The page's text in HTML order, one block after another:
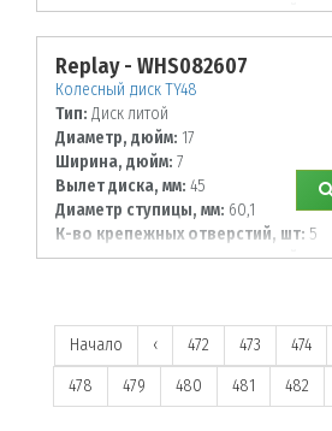
Диаметр располож. отверстий, мм:
114,3
Replay - WHS082607
Колесный диск TY48
Тип: Диск литой
Диаметр, дюйм: 17
Ширина, дюйм: 7
Вылет диска, мм: 45
Диаметр ступицы, мм: 60,1
К-во крепежных отверстий, шт: 5
Диаметр располож. отверстий, мм:
Начало ‹ 472 473 474
478
479 480 481 482